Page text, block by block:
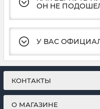
ОН НЕ
У ВАС
КОНТАКТЫ
О МАГАЗИНЕ